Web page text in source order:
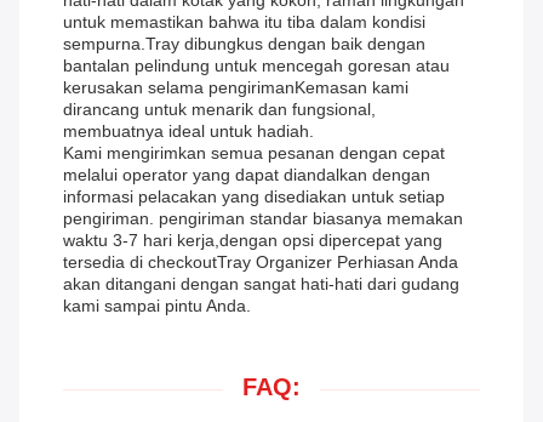
untuk memastikan bahwa itu tiba dalam kondisi
sempurna.Tray dibungkus dengan baik dengan
bantalan pelindung untuk mencegah goresan atau
kerusakan selama pengirimanKemasan kami
dirancang untuk menarik dan fungsional,
membuatnya ideal untuk hadiah.
Kami mengirimkan semua pesanan dengan cepat
melalui operator yang dapat diandalkan dengan
informasi pelacakan yang disediakan untuk setiap
pengiriman. pengiriman standar biasanya memakan
waktu 3-7 hari kerja,dengan opsi dipercepat yang
tersedia di checkoutTray Organizer Perhiasan Anda
akan ditangani dengan sangat hati-hati dari gudang
kami sampai pintu Anda.
FAQ: